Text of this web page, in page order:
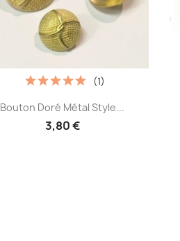
Aperçu rapide
Bouton Doré Métal Style...
3,80 €
(1)